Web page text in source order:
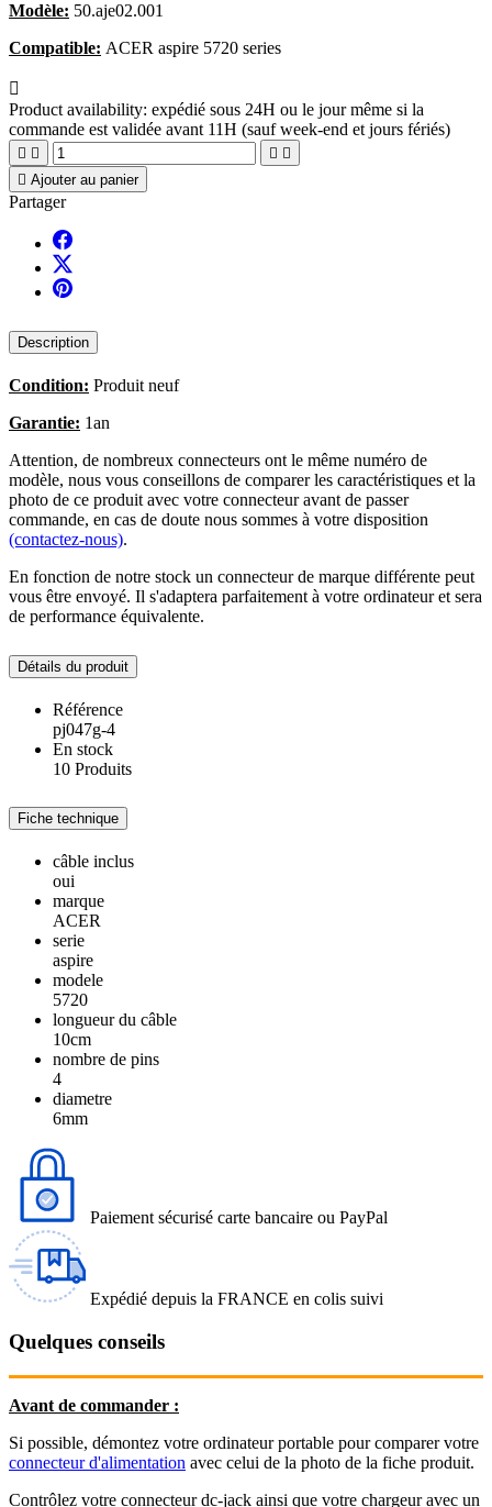
Modèle: 50.aje02.001
Compatible: ACER aspire 5720 series

Product availability: expédié sous 24H ou le jour même si la
commande est validée avant 11H (sauf week-end et jours fériés)
   
 Ajouter au panier
Partager
Description
Condition: Produit neuf
Garantie: 1an
Attention, de nombreux connecteurs ont le même numéro de
modèle, nous vous conseillons de comparer les caractéristiques et la
photo de ce produit avec votre connecteur avant de passer
commande, en cas de doute nous sommes à votre disposition
(contactez-nous).
En fonction de notre stock un connecteur de marque différente peut
vous être envoyé. Il s'adaptera parfaitement à votre ordinateur et sera
de performance équivalente.
Détails du produit
Référence
pj047g-4
En stock
10 Produits
Fiche technique
câble inclus
oui
marque
ACER
serie
aspire
modele
5720
longueur du câble
10cm
nombre de pins
4
diametre
6mm
Paiement sécurisé carte bancaire ou PayPal
Expédié depuis la FRANCE en colis suivi
Quelques conseils
Avant de commander :
Si possible, démontez votre ordinateur portable pour comparer votre
connecteur d'alimentation avec celui de la photo de la fiche produit.
Contrôlez votre connecteur dc-jack ainsi que votre chargeur avec un